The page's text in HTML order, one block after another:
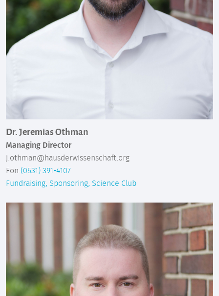
Dr. Jeremias Othman
Managing Director
j.othman@hausderwissenschaft.org
Fon (0531) 391-4107
Fundraising, Sponsoring, Science Club